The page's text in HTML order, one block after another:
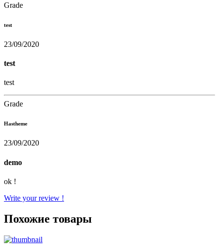
Grade
test
23/09/2020
test
test
Grade
Hastheme
23/09/2020
demo
ok !
Write your review !
Похожие товары